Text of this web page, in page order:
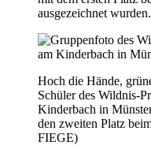
ausgezeichnet
Hoch die Hände,
Schüler des Wildnis-
Kinderbach in
den zweiten Platz
FIEGE)